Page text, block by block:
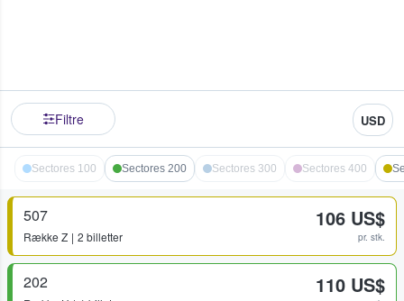
Filtre USD
Sectores 100 Sectores 200 Sectores 300 Sectores 400
507
Række Z 2 billetter
106 US$
pr. stk.
202 110 US$